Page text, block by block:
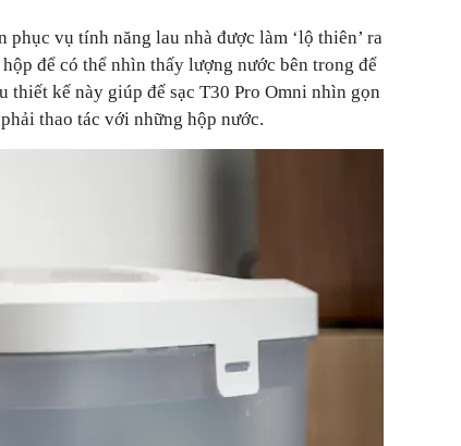
phục vụ tính năng lau nhà được làm ‘lộ thiên’ ra
để có thể nhìn thấy lượng nước bên trong để
thiết kế này giúp đế sạc T30 Pro Omni nhìn gọn
thao tác với những hộp nước.